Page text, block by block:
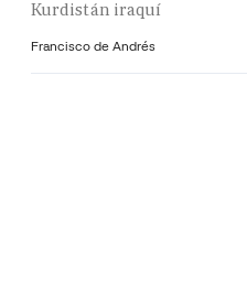
Kurdistán iraquí
Francisco de Andrés